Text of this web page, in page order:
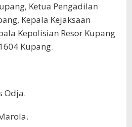
Ketua Pengadilan
Kepala Kejaksaan
Kepolisian Resor Kupang
Kupang.
Odja.